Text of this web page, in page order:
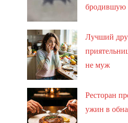
Лучший
не муж
Ресторан
ужин в